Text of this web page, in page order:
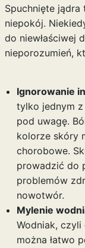
Spuchnięte
niepokój.
do niewłaściwej
nieporozumień,
Ignorowanie
tylko jednym
pod uwagę.
kolorze skóry
chorobowe.
prowadzić do
problemów
nowotwór.
Mylenie
Wodniak, czyli
można łatwo